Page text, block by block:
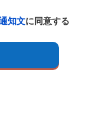
知文に同意する